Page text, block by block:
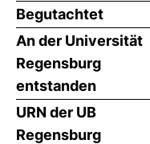
Begutachtet
An der Universität
Regensburg
entstanden
URN der UB
Regensburg